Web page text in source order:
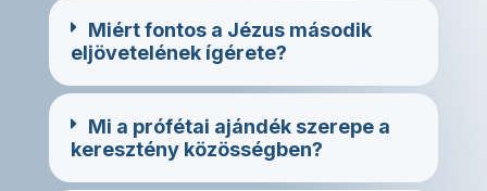
Miért fontos a Jézus második
eljövetelének ígérete?
Mi a prófétai ajándék szerepe a
keresztény közösségben?